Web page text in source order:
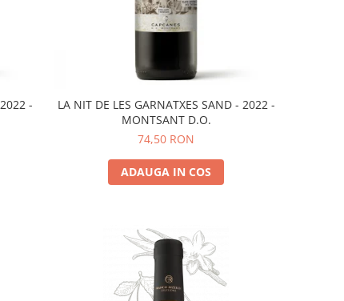
-
LA NIT DE LES GARNATXES SAND - 2022 -
MONTSANT D.O.
74,50 RON
ADAUGA IN COS